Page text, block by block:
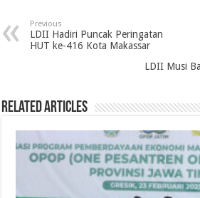
Previous
LDII Hadiri Puncak Peringatan
HUT ke-416 Kota Makassar
LDII Musi
Related Articles